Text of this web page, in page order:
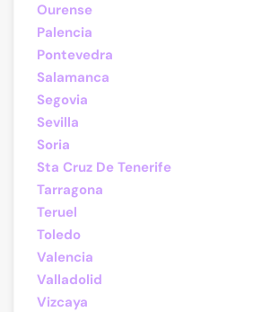
Ourense
Palencia
Pontevedra
Salamanca
Segovia
Sevilla
Soria
Sta Cruz De Tenerife
Tarragona
Teruel
Toledo
Valencia
Valladolid
Vizcaya